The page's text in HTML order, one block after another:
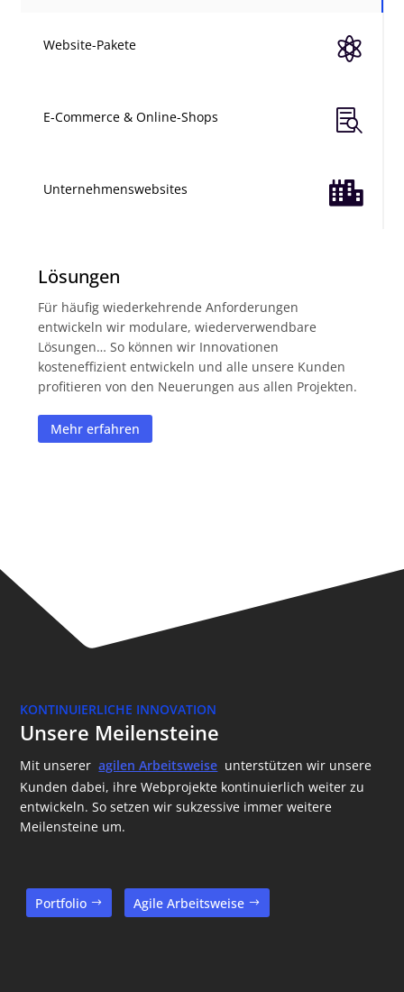

Website-Pakete

E-Commerce & Online-Shops

Unternehmenswebsites
Lösungen
Für häufig wiederkehrende Anforderungen
entwickeln wir modulare, wiederverwendbare
Lösungen… So können wir Innovationen
kosteneffizient entwickeln und alle unsere Kunden
profitieren von den Neuerungen aus allen Projekten.
Mehr erfahren
KONTINUIERLICHE INNOVATION
Unsere Meilensteine
Mit unserer agilen Arbeitsweise unterstützen wir unsere
Kunden dabei, ihre Webprojekte kontinuierlich weiter zu
entwickeln. So setzen wir sukzessive immer weitere
Meilensteine um.
Portfolio Agile Arbeitsweise